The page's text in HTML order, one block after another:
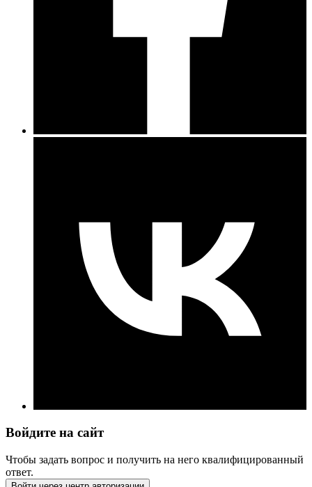
Войдите на сайт
Чтобы задать вопрос и получить на него квалифицированный
ответ.